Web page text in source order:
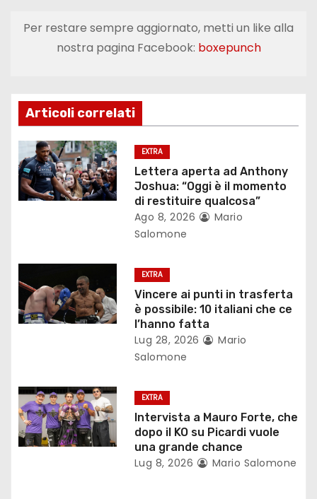
g
z
i
o
n
r
t
o
l
i
Per restare sempre aggiornato, metti un like alla
nostra pagina Facebook: boxepunch
Articoli correlati
EXTRA
Lettera aperta ad Anthony
Joshua: “Oggi è il momento
di restituire qualcosa”
Ago 8, 2026
Mario
Salomone
EXTRA
Vincere ai punti in trasferta
è possibile: 10 italiani che ce
l’hanno fatta
Lug 28, 2026
Mario
Salomone
EXTRA
Intervista a Mauro Forte, che
dopo il KO su Picardi vuole
una grande chance
Lug 8, 2026 Mario Salomone